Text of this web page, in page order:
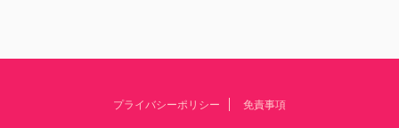
プライバシーポリシー 免責事項